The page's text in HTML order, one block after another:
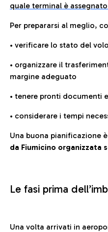
quale terminal è
Per prepararsi al meglio,
• verificare lo stato del
• organizzare il
margine adeguato
• tenere pronti documenti
• considerare i tempi
Una buona pianificazione
da Fiumicino organizzata
Le fasi prima
Una volta arrivati in